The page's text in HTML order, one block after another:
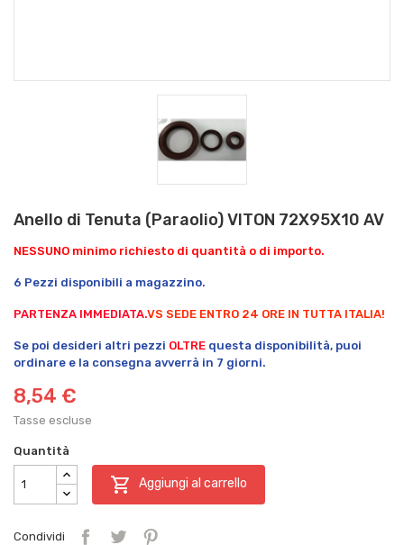
Anello di Tenuta (Paraolio) VITON 72X95X10 AV
NESSUNO minimo richiesto di quantità o di importo.
6 Pezzi disponibili a magazzino.
PARTENZA IMMEDIATA.VS SEDE ENTRO 24 ORE IN TUTTA ITALIA!
Se poi desideri altri pezzi OLTRE questa disponibilità, puoi
ordinare e la consegna avverrà in 7 giorni.
8,54 €
Tasse escluse
Quantità
 Aggiungi al carrello
Condividi